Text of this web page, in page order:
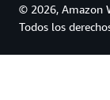
© 2026, Amazon
Todos los